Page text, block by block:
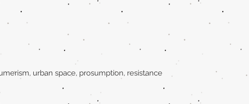
urban space, prosumption, resistance